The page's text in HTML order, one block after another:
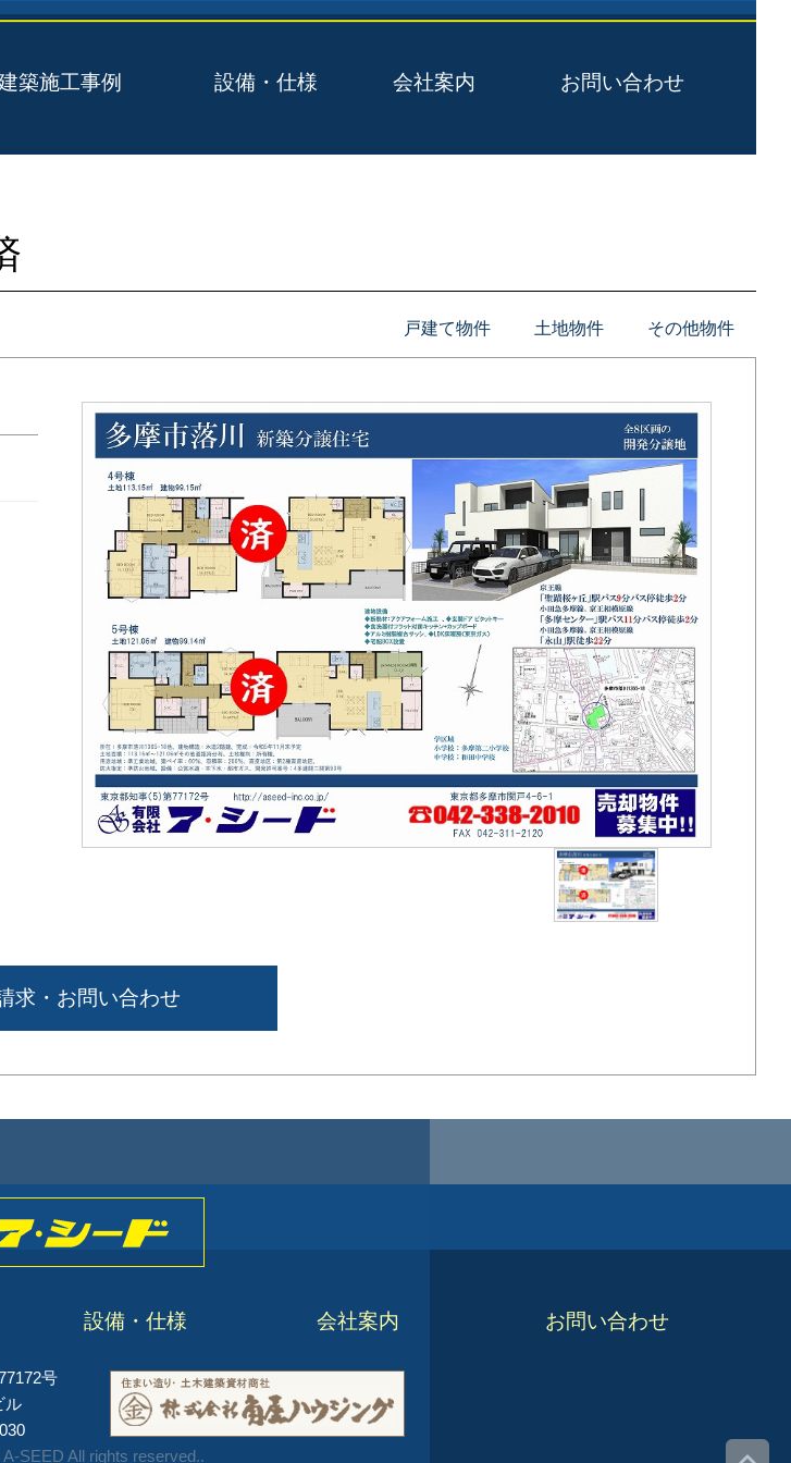
築施工事例 設備・仕様 会社案内 お問い合わせ
戸建て物件 土地物件 その他物件
求・お問い合わせ
設備・仕様 会社案内 お問い合わせ
号
ル
SEED All rights reserved..